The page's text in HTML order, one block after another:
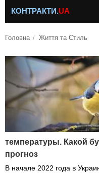
КОНТРАКТИ.UA
Головна Життя та Стиль
температуры. Какой
прогноз
В начале 2022 года в